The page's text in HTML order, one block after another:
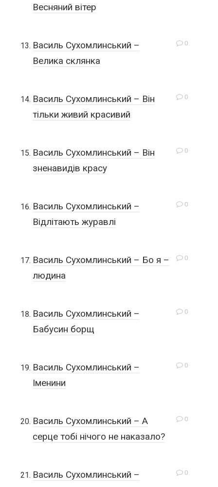
Весняний вітер
0
Василь Сухомлинський –
Велика склянка
0
Василь Сухомлинський – Він
тільки живий красивий
0
Василь Сухомлинський – Він
зненавидів красу
0
Василь Сухомлинський –
Відлітають журавлі
0
Василь Сухомлинський – Бо я –
людина
0
Василь Сухомлинський –
Бабусин борщ
0
Василь Сухомлинський –
Іменини
0
Василь Сухомлинський – А
серце тобі нічого не наказало?
0
Василь Сухомлинський –